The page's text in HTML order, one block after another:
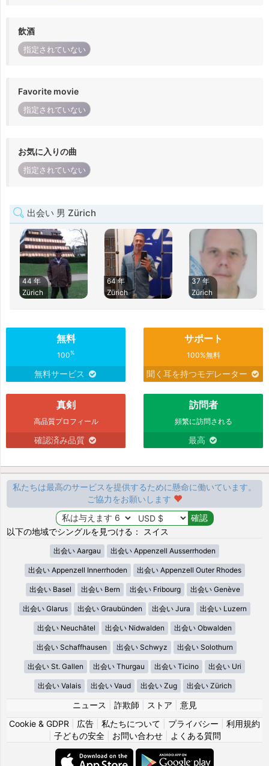
飲酒
指定されていない
Favorite movie
指定されていない
お気に入りの曲
指定されていない
出会い 男 Zürich
44 年
Zürich
64 年
Zürich
37 年
Zürich
無料
100%
無料サービス
サポート
100%無料
聞く耳を持つモデレーター
真剣
高品質プロフィール
確認済み品質
訪問者
頻繁に訪問される
最高
私たちは最高のサービスを提供するために懸命に働いています。
ご協力をお願いします
以下の地域でシングルを見つける： スイス
出会い Aargau 出会い Appenzell Ausserrhoden
出会い Appenzell Innerrhoden 出会い Appenzell Outer Rhodes
出会い Basel 出会い Bern 出会い Fribourg 出会い Genève
出会い Glarus 出会い Graubünden 出会い Jura 出会い Luzern
出会い Neuchâtel 出会い Nidwalden 出会い Obwalden
出会い Schaffhausen 出会い Schwyz 出会い Solothurn
出会い St. Gallen 出会い Thurgau 出会い Ticino 出会い Uri
出会い Valais 出会い Vaud 出会い Zug 出会い Zürich
ニュース 詐欺師 ストア
意見
Cookie & GDPR
広告 私たちについて プライバシー
利用規約
子どもの安全| お問い合わせ| よくある質問